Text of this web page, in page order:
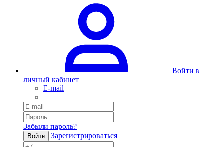
Войти в
личный кабинет
E-mail
Забыли пароль?
Войти Зарегистрироваться